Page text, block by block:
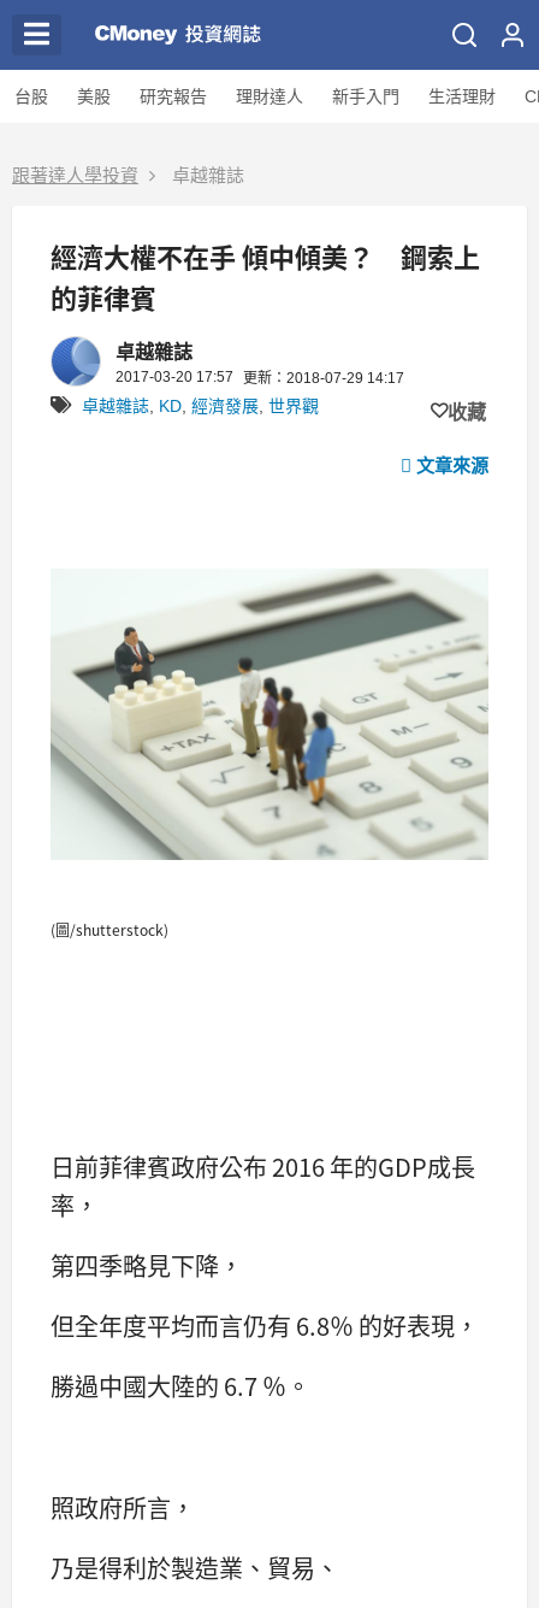
台股 美股 研究報告 理財達人 新手入門 生活理財
跟著達人學投資 卓越雜誌
經濟大權不在手 傾中傾美？ 鋼索上
的菲律賓
卓越雜誌
2017-03-20 17:57 更新：2018-07-29 14:17
卓越雜誌 KD 經濟發展 世界觀 收藏
文章來源
(圖/shutterstock)
日前菲律賓政府公布 2016 年的GDP成長
率，
第四季略見下降，
但全年度平均而言仍有 6.8％ 的好表現，
勝過中國大陸的 6.7 ％。
照政府所言，
乃是得利於製造業、貿易、